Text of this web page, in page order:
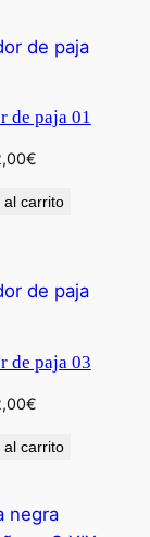
de paja 01
€
al carrito
de paja 03
€
al carrito